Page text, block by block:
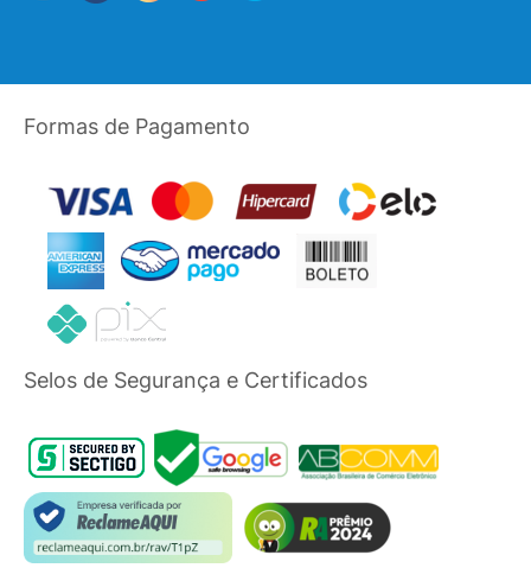
Formas de Pagamento
Selos de Segurança e Certificados